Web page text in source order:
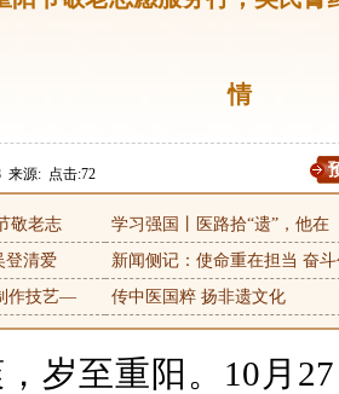
情
来源: 点击:72
敬老志
学习强国丨医路拾“遗”，他在
登清爱
新闻侧记：使命重在担当 奋
作技艺—
传中医国粹 扬非遗文化
岁至重阳。 10月